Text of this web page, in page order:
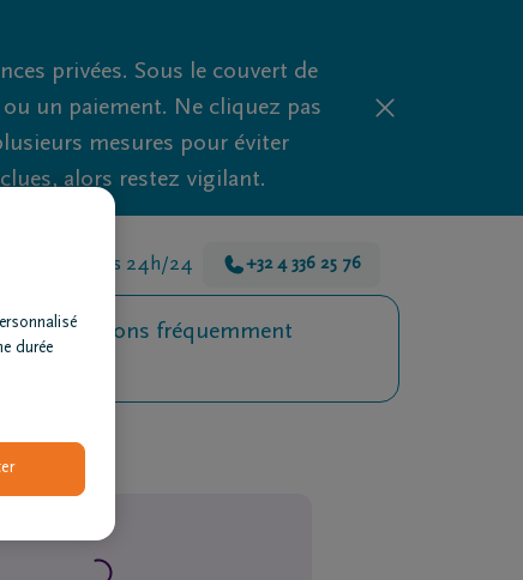
privées. Sous le couvert de
un paiement. Ne cliquez pas
mesures pour éviter
alors restez vigilant.
là pour vous 24h/24 +32 4 336 25 76
Questions fréquemment
durée